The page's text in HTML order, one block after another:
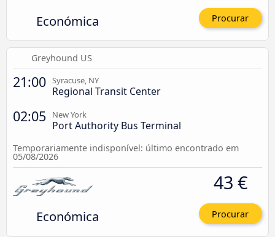
Económica Procurar
Greyhound US
21:00 Syracuse, NY
Regional Transit Center
02:05 New York
Port Authority Bus Terminal
Temporariamente indisponível: último encontrado em
05/08/2026
Económica
43 €
Procurar